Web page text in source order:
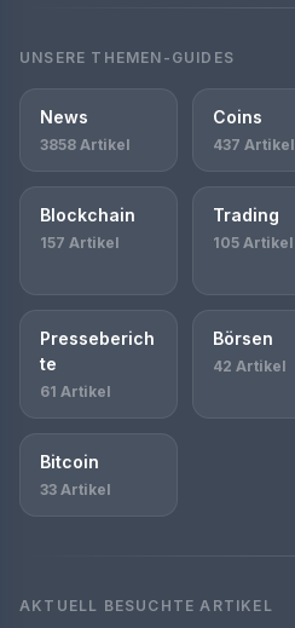
UNSERE THEMEN-GUIDES
News
3858 Artikel
Coins
437 Artikel
Blockchain
157 Artikel
Trading
105 Artikel
Presseberich
te
61 Artikel
Börsen
42 Artikel
Bitcoin
33 Artikel
AKTUELL BESUCHTE ARTIKEL